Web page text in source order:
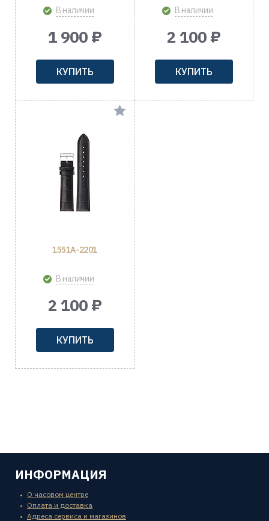
В наличии
1 900 ₽
КУПИТЬ
В наличии
2 100 ₽
КУПИТЬ
1551A-2201
В наличии
2 100 ₽
КУПИТЬ
ИНФОРМАЦИЯ
О часовом центре
Оплата и доставка
Адреса сервиса и магазинов